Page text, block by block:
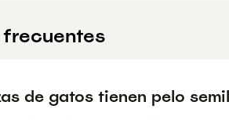
de gatos tienen pelo